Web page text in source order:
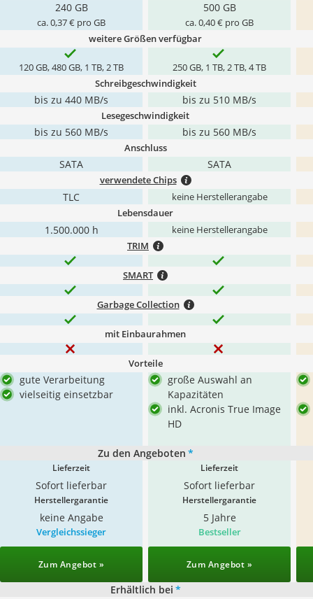
240 GB
ca. 0,37 € pro GB
500 GB
ca. 0,40 € pro GB
weitere Größen verfügbar
120 GB, 480 GB, 1 TB, 2 TB 250 GB, 1 TB, 2 TB, 4 TB
Schreibgeschwindigkeit
bis zu 440 MB/s bis zu 510 MB/s
Lesegeschwindigkeit
bis zu 560 MB/s bis zu 560 MB/s
Anschluss
SATA SATA
verwendete Chips
TLC keine Herstellerangabe
Lebensdauer
1.500.000 h keine Herstellerangabe
TRIM
SMART
Garbage Collection
mit Einbaurahmen
Vorteile
gute Verarbeitung
vielseitig einsetzbar
große Auswahl an
Kapazitäten
inkl. Acronis True Image
HD
Zu den Angeboten *
Lieferzeit
Sofort lieferbar
Lieferzeit
Sofort lieferbar
Herstellergarantie
keine Angabe
Herstellergarantie
5 Jahre
Vergleichssieger
Zum Angebot »
Bestseller
Zum Angebot »
Erhältlich bei *